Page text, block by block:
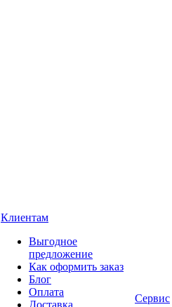
Клиентам
Выгодное
предложение
Как оформить заказ
Блог
Оплата
Доставка
Сервис